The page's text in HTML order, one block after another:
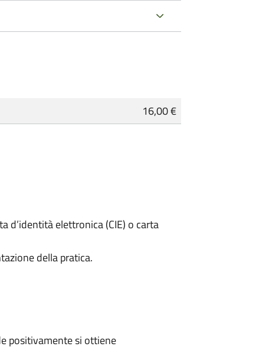
16,00 €
d’identità elettronica (CIE) o carta
della pratica.
positivamente si ottiene